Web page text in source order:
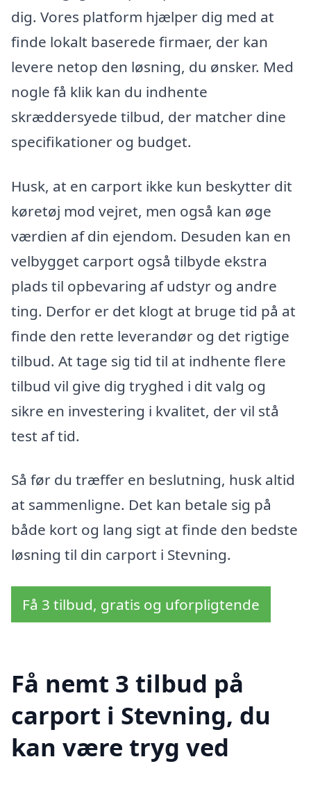
dig. Vores platform hjælper dig med at
finde lokalt baserede firmaer, der kan
levere netop den løsning, du ønsker. Med
nogle få klik kan du indhente
skræddersyede tilbud, der matcher dine
specifikationer og budget.
Husk, at en carport ikke kun beskytter dit
køretøj mod vejret, men også kan øge
værdien af din ejendom. Desuden kan en
velbygget carport også tilbyde ekstra
plads til opbevaring af udstyr og andre
ting. Derfor er det klogt at bruge tid på at
finde den rette leverandør og det rigtige
tilbud. At tage sig tid til at indhente flere
tilbud vil give dig tryghed i dit valg og
sikre en investering i kvalitet, der vil stå
test af tid.
Så før du træffer en beslutning, husk altid
at sammenligne. Det kan betale sig på
både kort og lang sigt at finde den bedste
løsning til din carport i Stevning.
Få 3 tilbud, gratis og uforpligtende
Få nemt 3 tilbud på
carport i Stevning, du
kan være tryg ved